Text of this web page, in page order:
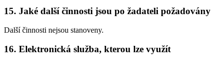
15. Jaké další činnosti jsou po žadateli požadovány
Další činnosti nejsou stanoveny.
16. Elektronická služba, kterou lze využít